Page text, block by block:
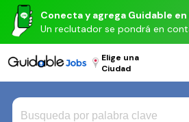
Conecta y agrega Guidable en
Un reclutador se pondrá en
Elige una
Ciudad